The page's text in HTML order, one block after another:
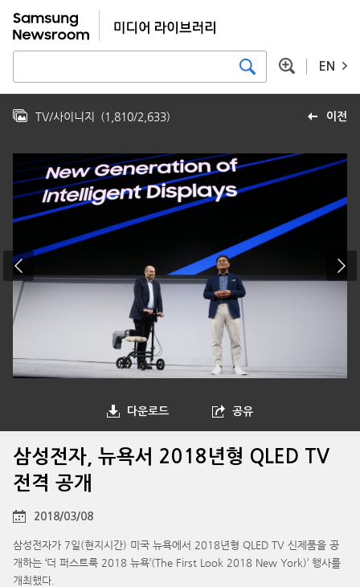
EN
이전
TV/사이니지 (1,810/2,633)
다운로드 공유
삼성전자, 뉴욕서 2018년형 QLED TV
전격 공개
2018/03/08
삼성전자가 7일(현지시간) 미국 뉴욕에서 2018년형 QLED TV 신제품을 공
개하는 ‘더 퍼스트룩 2018 뉴욕’(The First Look 2018 New York)’ 행사를
개최했다.